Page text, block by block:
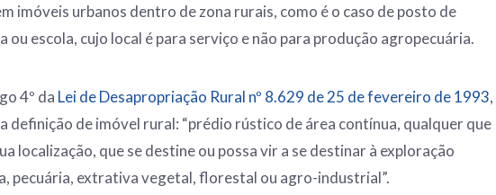
imóveis urbanos dentro de zona rurais, como é o caso de posto de
ou escola, cujo local é para serviço e não para produção agropecuária.
4º da Lei de Desapropriação Rural nº 8.629 de 25 de fevereiro de 1993,
definição de imóvel rural: “prédio rústico de área contínua, qualquer que
localização, que se destine ou possa vir a se destinar à exploração
pecuária, extrativa vegetal, florestal ou agro-industrial”.